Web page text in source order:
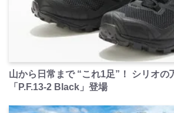
山から日常まで “これ1足”！ シリオの
「P.F.13-2 Black」登場